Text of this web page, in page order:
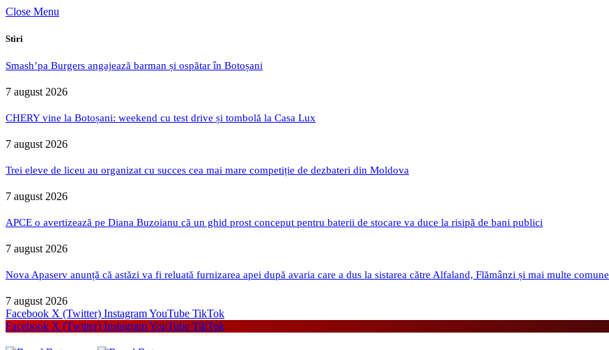
Close Menu
Stiri
Smash’pa Burgers angajează barman și ospătar în Botoșani
7 august 2026
CHERY vine la Botoșani: weekend cu test drive și tombolă la Casa Lux
7 august 2026
Trei eleve de liceu au organizat cu succes cea mai mare competiție de dezbateri din Moldova
7 august 2026
APCE o avertizează pe Diana Buzoianu că un ghid prost conceput pentru baterii de stocare va duce la risipă de bani publici
7 august 2026
Nova Apaserv anunță că astăzi va fi reluată furnizarea apei după avaria care a dus la sistarea către Alfaland, Flămânzi și mai multe comune
7 august 2026
Facebook X (Twitter) InstagramYouTube TikTok
Facebook X (Twitter) InstagramYouTube TikTok